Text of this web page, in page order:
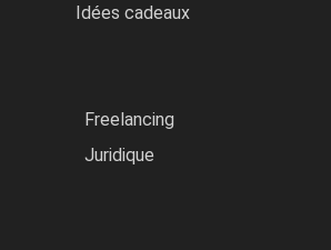
Idées cadeaux
Freelancing
Juridique